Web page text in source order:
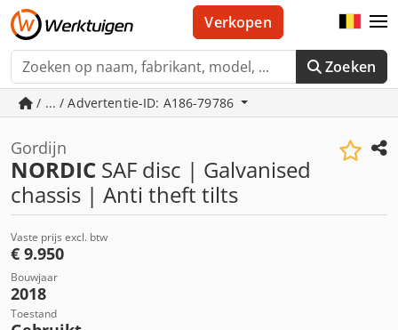
Zoeken
Verkopen
/ ... / Advertentie-ID: A186-79786
Gordijn
NORDIC SAF disc | Galvanised
chassis | Anti theft tilts
Vaste prijs excl. btw
€ 9.950
Bouwjaar
2018
Toestand